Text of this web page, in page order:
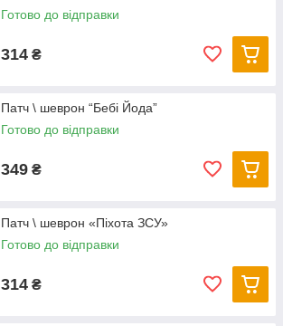
Готово до відправки
314 ₴
Патч \ шеврон “Бебі Йода”
Готово до відправки
349 ₴
Патч \ шеврон «Піхота ЗСУ»
Готово до відправки
314 ₴